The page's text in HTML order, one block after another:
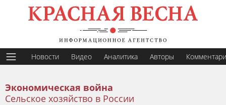
Новости Видео Аналитика Авторы
Экономическая война
Сельское хозяйство в России